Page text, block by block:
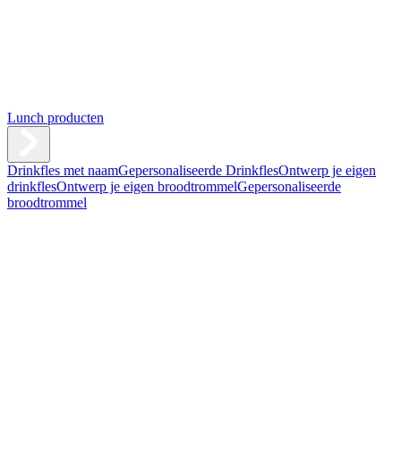
Lunch producten
Drinkfles met naamGepersonaliseerde DrinkflesOntwerp je eigen
drinkflesOntwerp je eigen broodtrommelGepersonaliseerde
broodtrommel